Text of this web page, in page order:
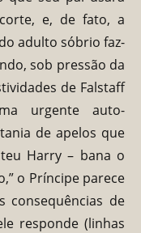
e, de fato, a
adulto sóbrio faz-
sob pressão da
de Falstaff
urgente auto-
de apelos que
Harry – bana o
o Príncipe parece
consequências de
responde (linhas